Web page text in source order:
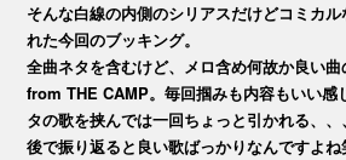
そんな白線の内側のシリアスだけどコミカ
れた今回のブッキング。
全曲ネタを含むけど、メロ含め何故か良い
from THE CAMP。毎回掴みも内容もいい感
タの歌を挟んでは一回ちょっと引かれる、
後で振り返ると良い歌ばっかりなんですよね